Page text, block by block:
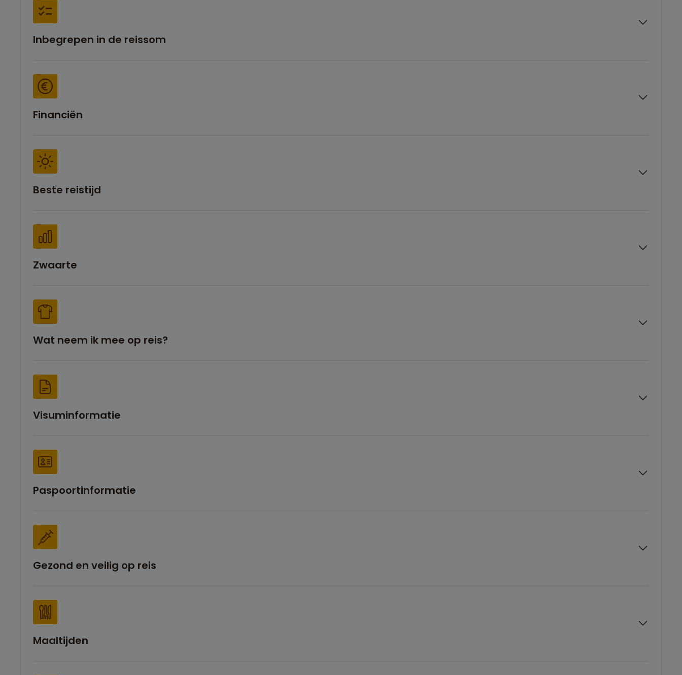
Inbegrepen in de reissom
Financiën
Beste reistijd
Zwaarte
Wat neem ik mee op reis?
Visuminformatie
Paspoortinformatie
Gezond en veilig op reis
Maaltijden